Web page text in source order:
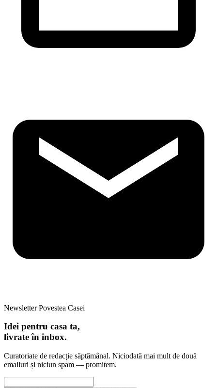
Newsletter Povestea Casei
Idei pentru casa ta,
livrate în inbox.
Curatoriate de redacție săptămânal. Niciodată mai mult de două
emailuri și niciun spam — promitem.